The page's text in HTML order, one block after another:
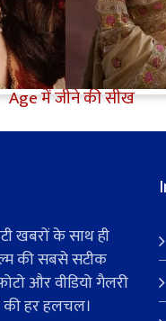
Gossip: Gen Z
कहने वाली
के बदले सुर, दी
Age में जीने की सीख
खबरों के साथ ही
की सबसे सटीक
और वीडियो गैलरी
की हर हलचल।